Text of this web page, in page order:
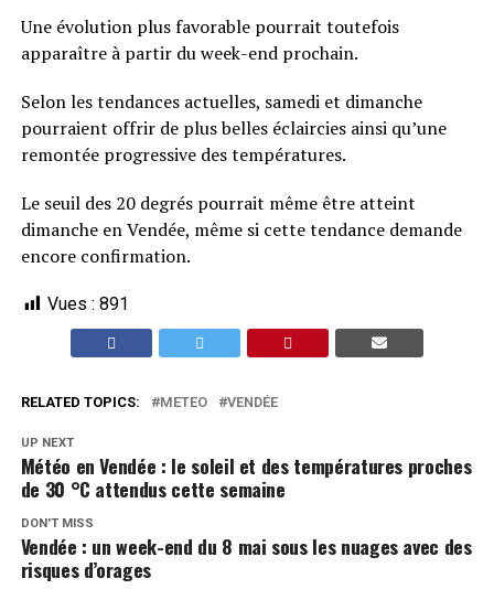
Une évolution plus favorable pourrait toutefois
apparaître à partir du week-end prochain.
Selon les tendances actuelles, samedi et dimanche
pourraient offrir de plus belles éclaircies ainsi qu’une
remontée progressive des températures.
Le seuil des 20 degrés pourrait même être atteint
dimanche en Vendée, même si cette tendance demande
encore confirmation.
Vues : 891
RELATED TOPICS: METEO VENDÉE
UP NEXT
Météo en Vendée : le soleil et des températures proches
de 30 °C attendus cette semaine
DON'T MISS
Vendée : un week-end du 8 mai sous les nuages avec des
risques d’orages